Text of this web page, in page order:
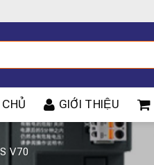
GIỚI THIỆU
V70